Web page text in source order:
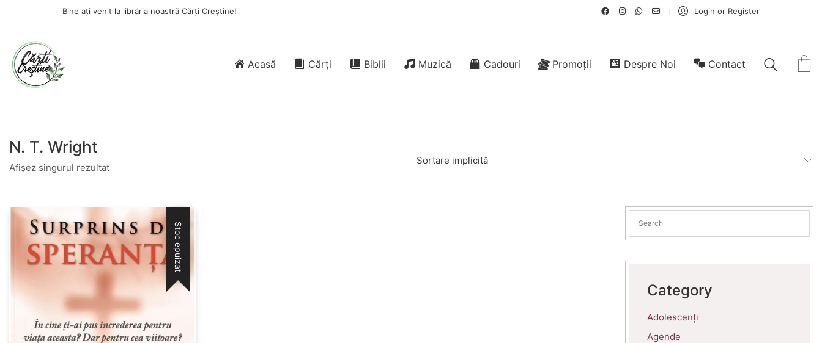
Bine ați venit la librăria noastră Cărți Creștine! Login or Register
Acasă Cărți Biblii Muzică Cadouri Promoții Despre Noi Contact
N. T. Wright
Afișez singurul rezultat
Sortare implicită
Stoc epuizat
Category
Adolescenți
Agende